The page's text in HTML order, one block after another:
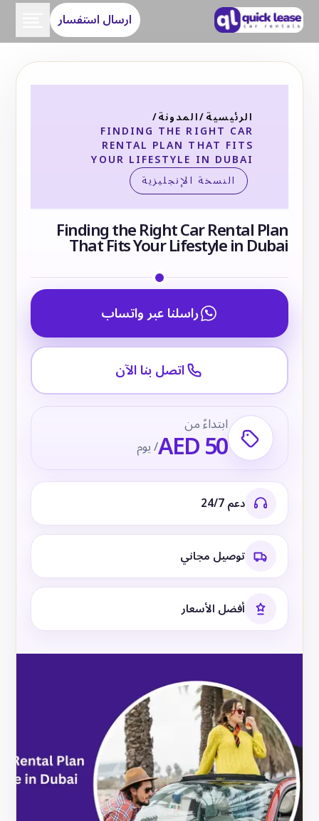
ارسال استفسار
الرئيسية/المدونة/
FINDING THE RIGHT CAR
RENTAL PLAN THAT FITS
YOUR LIFESTYLE IN DUBAI
النسخة الإنجليزية
Finding the Right Car Rental Plan
That Fits Your Lifestyle in Dubai
راسلنا عبر واتساب
اتصل بنا الآن
ابتداءً من
AED 50/ يوم
دعم 24/7
توصيل مجاني
أفضل الأسعار